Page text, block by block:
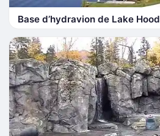
Base d’hydravion de Lake Hood